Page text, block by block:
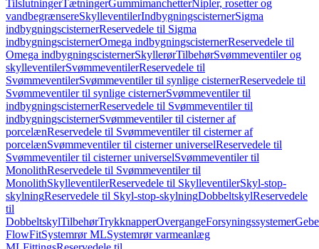
TilslutningerTætningerGummimanchetterNipler, rosetter og
vandbegrænsereSkylleventilerIndbygningscisternerSigma
indbygningscisternerReservedele til Sigma
indbygningscisternerOmega indbygningscisternerReservedele til
Omega indbygningscisternerSkyllerørTilbehørSvømmeventiler og
skylleventilerSvømmeventilerReservedele til
SvømmeventilerSvømmeventiler til synlige cisternerReservedele til
Svømmeventiler til synlige cisternerSvømmeventiler til
indbygningscisternerReservedele til Svømmeventiler til
indbygningscisternerSvømmeventiler til cisterner af
porcelænReservedele til Svømmeventiler til cisterner af
porcelænSvømmeventiler til cisterner universelReservedele til
Svømmeventiler til cisterner universelSvømmeventiler til
MonolithReservedele til Svømmeventiler til
MonolithSkylleventilerReservedele til SkylleventilerSkyl-stop-
skylningReservedele til Skyl-stop-skylningDobbeltskylReservedele
til
DobbeltskylTilbehørTrykknapperOvergangeForsyningssystemer
FlowFitSystemrør MLSystemrør varmeanlæg